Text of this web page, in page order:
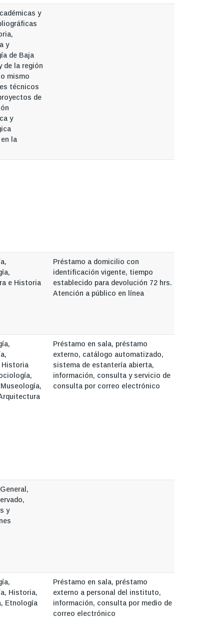
y
y
de Baja
de la región
mismo
técnicos
de
y
la
e Historia
Préstamo a domicilio con
identificación vigente, tiempo
establecido para devolución 72 hrs.
Atención a público en línea
Historia
Préstamo en sala, préstamo
externo, catálogo automatizado,
sistema de estantería abierta,
información, consulta y servicio de
consulta por correo electrónico
y
Historia,
Etnología
Préstamo en sala, préstamo
externo a personal del instituto,
información, consulta por medio de
correo electrónico